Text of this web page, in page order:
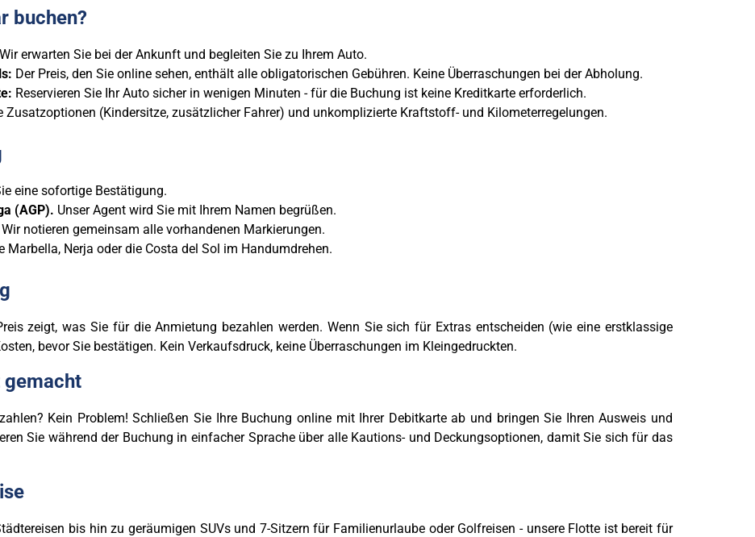
buchen?
Wir erwarten Sie bei der Ankunft und begleiten Sie zu Ihrem Auto.
Der Preis, den Sie online sehen, enthält alle obligatorischen Gebühren. Keine Überraschungen bei der Abholung.
Reservieren Sie Ihr Auto sicher in wenigen Minuten - für die Buchung ist keine Kreditkarte erforderlich.
Zusatzoptionen (Kindersitze, zusätzlicher Fahrer) und unkomplizierte Kraftstoff- und Kilometerregelungen.
eine sofortige Bestätigung.
(AGP). Unser Agent wird Sie mit Ihrem Namen begrüßen.
Wir notieren gemeinsam alle vorhandenen Markierungen.
Marbella, Nerja oder die Costa del Sol im Handumdrehen.
zeigt, was Sie für die Anmietung bezahlen werden. Wenn Sie sich für Extras entscheiden (wie eine erstklassige
bevor Sie bestätigen. Kein Verkaufsdruck, keine Überraschungen im Kleingedruckten.
gemacht
Kein Problem! Schließen Sie Ihre Buchung online mit Ihrer Debitkarte ab und bringen Sie Ihren Ausweis und
Sie während der Buchung in einfacher Sprache über alle Kautions- und Deckungsoptionen, damit Sie sich für das
bis hin zu geräumigen SUVs und 7-Sitzern für Familienurlaube oder Golfreisen - unsere Flotte ist bereit für